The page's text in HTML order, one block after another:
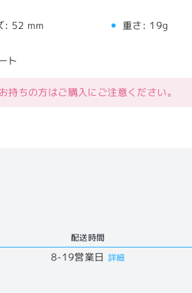
: 52 mm 重さ: 19g
ト
ちの方はご購入にご注意ください。
配送時間
8-19営業日 詳細